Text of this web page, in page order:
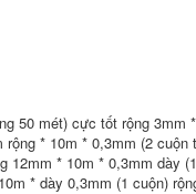
50 mét) cực tốt rộng 3mm
* 10m * 0,3mm (2
* 10m * 0,3mm dày
* dày 0,3mm (1 cuộn)